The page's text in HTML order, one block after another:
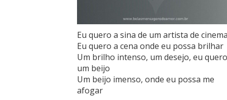
Eu quero a sina de um artista de cinema
Eu quero a cena onde eu possa brilhar
Um brilho intenso, um desejo, eu quero
um beijo
Um beijo imenso, onde eu possa me
afogar